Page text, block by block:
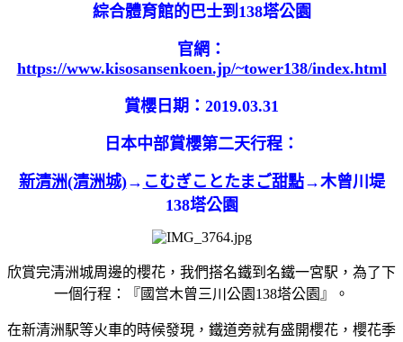
綜合體育館的巴士到138塔公園
官網：
https://www.kisosansenkoen.jp/~tower138/index.html
賞櫻日期：2019.03.31
日本中部賞櫻第二天行程：
新清洲(清洲城)→ こむぎことたまご甜點→木曾川堤
138塔公園
欣賞完清洲城周邊的櫻花，我們搭名鐵到名鐵一宮駅，為了下
一個行程：『國営木曾三川公園138塔公園』。
在新清洲駅等火車的時候發現，鐵道旁就有盛開櫻花，櫻花季